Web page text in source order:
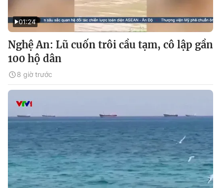
01:24
Nghệ An: Lũ cuốn trôi cầu tạm, cô lập gần
100 hộ dân
8 giờ trước